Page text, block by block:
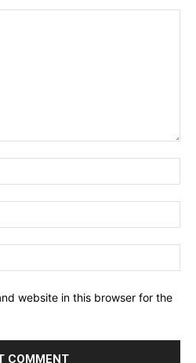
website in this browser for the